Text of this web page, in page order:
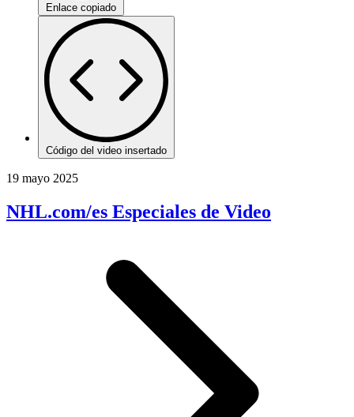
Enlace copiado
Código del video insertado
19 mayo 2025
NHL.com/es Especiales de Video